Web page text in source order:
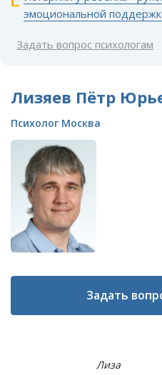
эмоциональной
Задать вопрос психологам
Лизяев Пётр
Психолог Москва
Задать
Лиза